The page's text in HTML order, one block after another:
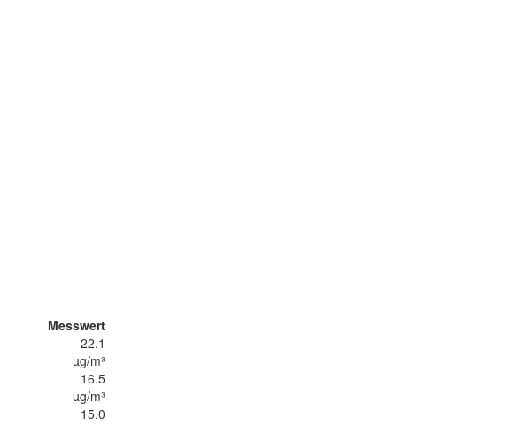
Messwert
22.1
µg/m³
16.5
µg/m³
15.0